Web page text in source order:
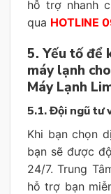
hỗ trợ nhanh
qua HOTLINE
5. Yếu tố để
máy lạnh
Máy Lạnh
5.1. Đội ngũ tư
Khi bạn chọn
bạn sẽ được
24/7. Trung
hỗ trợ bạn